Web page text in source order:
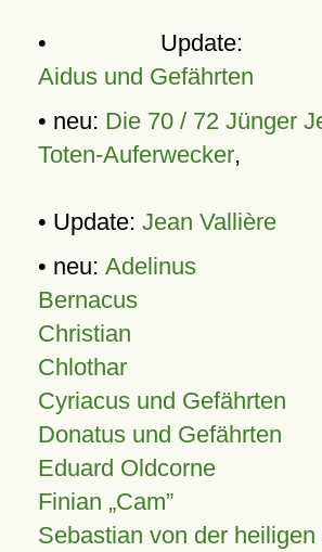
•
Aidus und Gefährten
• neu: Die 70 / 72 Jünger
Toten-Auferwecker,
• Update: Jean Vallière
• neu: Adelinus
Bernacus
Christian
Chlothar
Cyriacus und Gefährten
Donatus und Gefährten
Eduard Oldcorne
Finian Cam
Sebastian von der heiligen